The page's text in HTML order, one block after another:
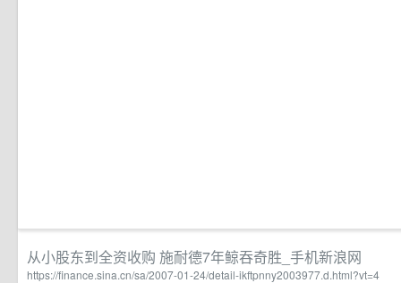
从小股东到全资收购 施耐德7年鲸吞奇胜_手机新浪网
https://finance.sina.cn/sa/2007-01-24/detail-ikftpnny2003977.d.html?vt=4